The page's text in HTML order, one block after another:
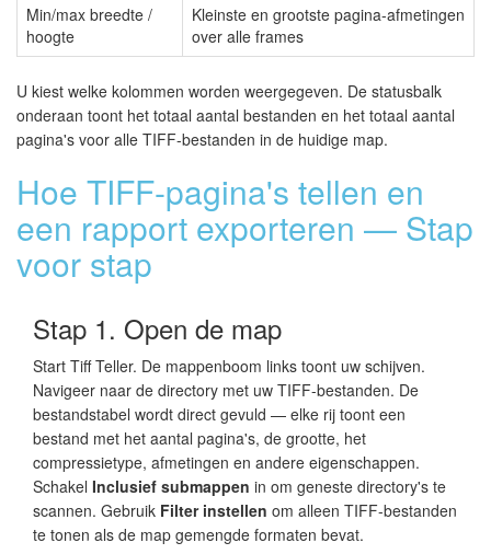
Min/max breedte /
hoogte
Kleinste en grootste pagina-afmetingen
over alle frames
U kiest welke kolommen worden weergegeven. De statusbalk
onderaan toont het totaal aantal bestanden en het totaal aantal
pagina's voor alle TIFF-bestanden in de huidige map.
Hoe TIFF-pagina's tellen en
een rapport exporteren — Stap
voor stap
Stap 1. Open de map
Start Tiff Teller. De mappenboom links toont uw schijven.
Navigeer naar de directory met uw TIFF-bestanden. De
bestandstabel wordt direct gevuld — elke rij toont een
bestand met het aantal pagina's, de grootte, het
compressietype, afmetingen en andere eigenschappen.
Schakel Inclusief submappen in om geneste directory's te
scannen. Gebruik Filter instellen om alleen TIFF-bestanden
te tonen als de map gemengde formaten bevat.